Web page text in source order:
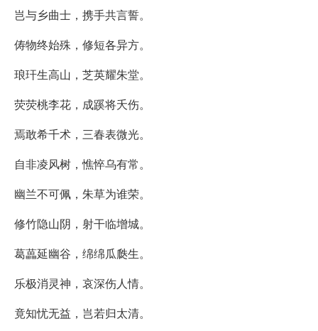
岂与乡曲士，携手共言誓。
俦物终始殊，修短各异方。
琅玕生高山，芝英耀朱堂。
荧荧桃李花，成蹊将夭伤。
焉敢希千术，三春表微光。
自非凌风树，憔悴乌有常。
幽兰不可佩，朱草为谁荣。
修竹隐山阴，射干临增城。
葛藟延幽谷，绵绵瓜瓞生。
乐极消灵神，哀深伤人情。
竟知忧无益，岂若归太清。